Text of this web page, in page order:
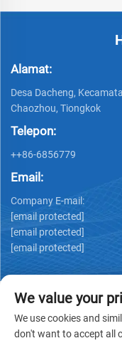
Alamat:
Desa Dacheng,
Chaozhou, Tiongkok
Telepon:
++86-6856779
Email:
Company E-mail:
[email protected]
[email protected]
[email protected]
We value your
We use cookies and
don't want to accept all